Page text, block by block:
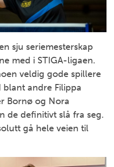
sju seriemesterskap
med i STIGA-ligaen.
veldig gode spillere
blant andre Filippa
Bornø og Nora
de definitivt slå fra seg.
gå hele veien til